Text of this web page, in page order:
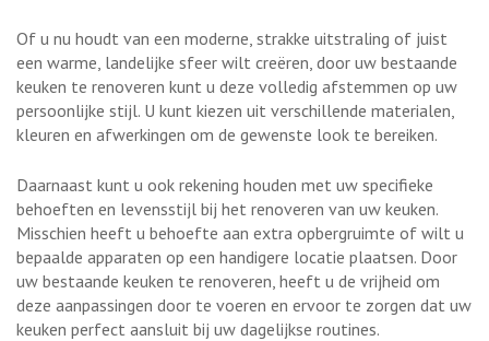
Of u nu houdt van een moderne, strakke uitstraling of juist
een warme, landelijke sfeer wilt creëren, door uw bestaande
keuken te renoveren kunt u deze volledig afstemmen op uw
persoonlijke stijl. U kunt kiezen uit verschillende materialen,
kleuren en afwerkingen om de gewenste look te bereiken.
Daarnaast kunt u ook rekening houden met uw specifieke
behoeften en levensstijl bij het renoveren van uw keuken.
Misschien heeft u behoefte aan extra opbergruimte of wilt u
bepaalde apparaten op een handigere locatie plaatsen. Door
uw bestaande keuken te renoveren, heeft u de vrijheid om
deze aanpassingen door te voeren en ervoor te zorgen dat uw
keuken perfect aansluit bij uw dagelijkse routines.